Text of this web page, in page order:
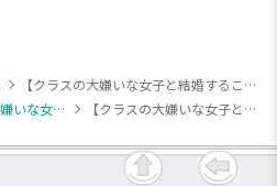
【クラスの大嫌いな女子と結婚することになった。】【B石倉陽鞠】TVアニメ「クラスの大嫌いな女子と結婚することになった。」 寝そべり ぬいぐるみ(EX)
クラスの大嫌いな女子と結婚することになった。 【クラスの大嫌いな女子と結婚することになった。】【B石倉陽鞠】TVアニメ「クラスの大嫌いな女子と結婚することになった。」 寝そべり ぬいぐるみ(EX)